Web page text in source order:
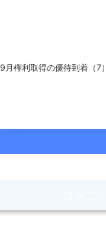
9月権利取得の優待到着（7）